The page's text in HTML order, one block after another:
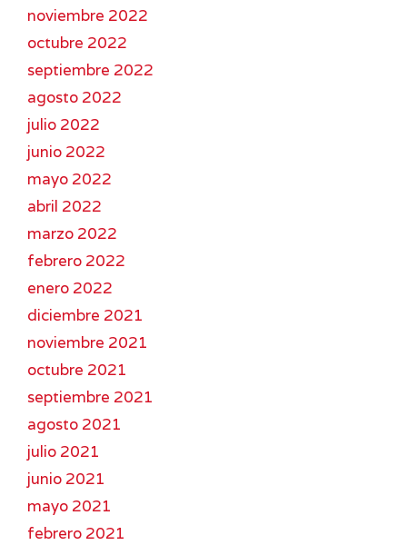
noviembre 2022
octubre 2022
septiembre 2022
agosto 2022
julio 2022
junio 2022
mayo 2022
abril 2022
marzo 2022
febrero 2022
enero 2022
diciembre 2021
noviembre 2021
octubre 2021
septiembre 2021
agosto 2021
julio 2021
junio 2021
mayo 2021
febrero 2021